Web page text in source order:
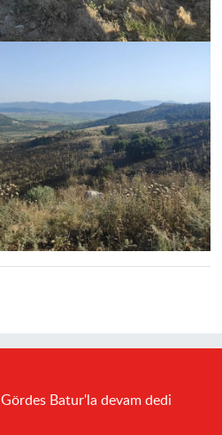
Gördes Batur'la devam dedi